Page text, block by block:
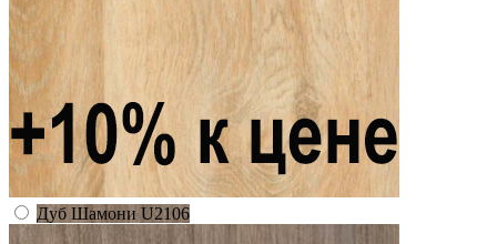
Дуб Шамони U2106